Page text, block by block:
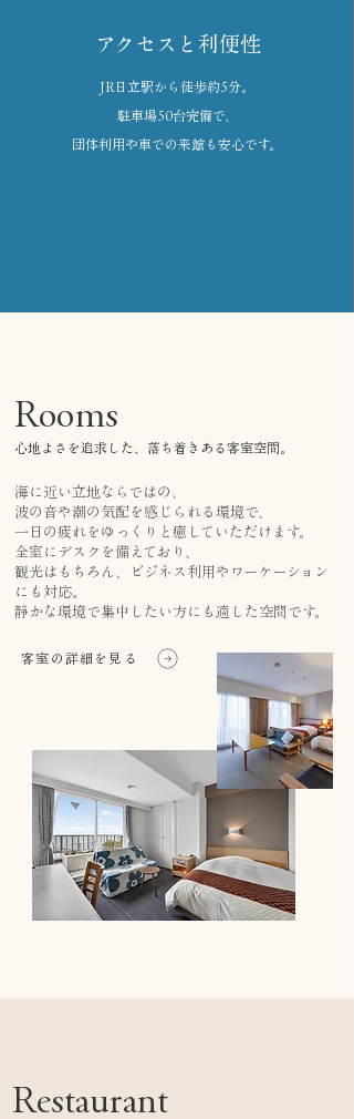
アクセスと利便性
JR日立駅から徒歩約5分。
駐車場50台完備で、
団体利用や車での来館も安心です。
Rooms
心地よさを追求した、落ち着きある客室空間。
海に近い立地ならではの、
波の音や潮の気配を感じられる環境で、
一日の疲れをゆっくりと癒していただけます。
全室にデスクを備えており、
観光はもちろん、ビジネス利用やワーケーション
にも対応。
静かな環境で集中したい方にも適した空間です。
客室の詳細を見る
Restaurant